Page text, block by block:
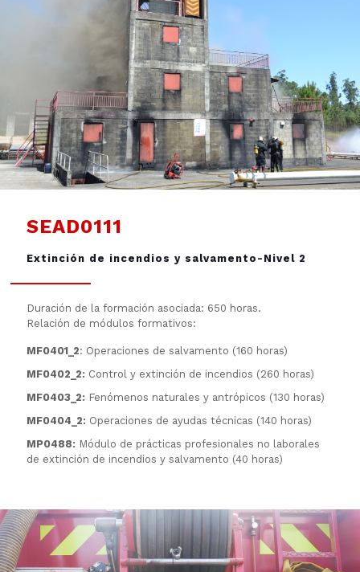
SEAD0111
Extinción de incendios y salvamento-Nivel 2
Duración de la formación asociada: 650 horas.
Relación de módulos formativos:
MF0401_2: Operaciones de salvamento (160 horas)
MF0402_2: Control y extinción de incendios (260 horas)
MF0403_2: Fenómenos naturales y antrópicos (130 horas)
MF0404_2: Operaciones de ayudas técnicas (140 horas)
MP0488: Módulo de prácticas profesionales no laborales
de extinción de incendios y salvamento (40 horas)